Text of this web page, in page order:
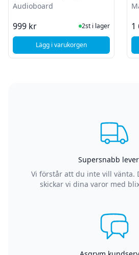
Audioboard
999 kr I Lager
2st i lager
Lägg i varukorgen, Apple Macbook Pro 13"
1
Supersnabb
Vi förstår att du inte vill vänta.
skickar vi dina varor med